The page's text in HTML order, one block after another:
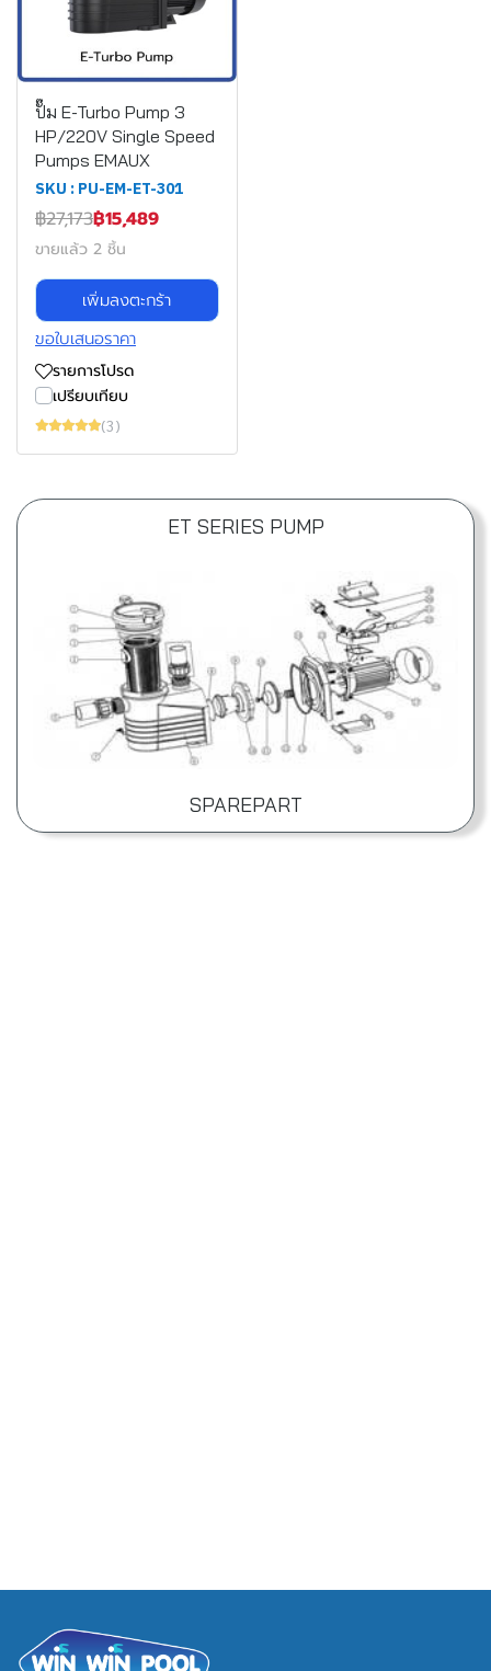
ปั๊ม E-Turbo Pump 3
HP/220V Single Speed
Pumps EMAUX
SKU : PU-EM-ET-301
฿27,173฿15,489
ขายแล้ว 2 ชิ้น
เพิ่มลงตะกร้า
ขอใบเสนอราคา
รายการโปรด
เปรียบเทียบ
(3)
ET SERIES PUMP
SPAREPART